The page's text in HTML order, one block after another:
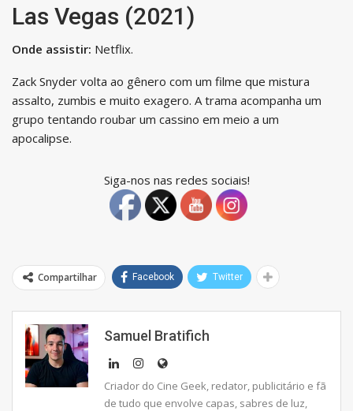
Las Vegas (2021)
Onde assistir: Netflix.
Zack Snyder volta ao gênero com um filme que mistura
assalto, zumbis e muito exagero. A trama acompanha um
grupo tentando roubar um cassino em meio a um
apocalipse.
Siga-nos nas redes sociais!
Compartilhar Facebook Twitter
Samuel Bratifich
Criador do Cine Geek, redator, publicitário e fã
de tudo que envolve capas, sabres de luz,